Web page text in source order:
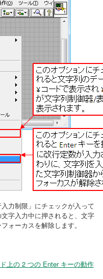
力制限」にチェックが入って
字入力中に押されると、文字
ォーカスを解除します。
上の 2 つの Enter キーの動作